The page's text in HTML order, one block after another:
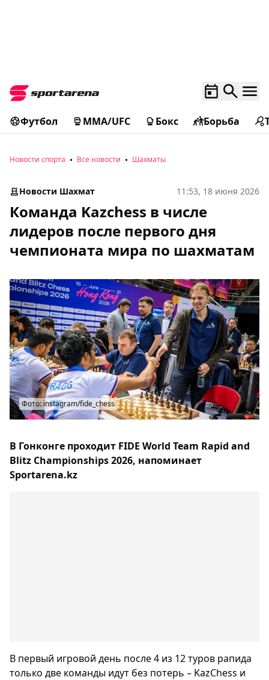
Футбол MMA/UFC Бокс Борьба
Новости спорта Все новости Шахматы
Новости Шахмат 11:53, 18 июня 2026
Команда Kazchess в числе
лидеров после первого дня
чемпионата мира по шахматам
Фото: instagram/fide_chess
В Гонконге проходит FIDE World Team Rapid and
Blitz Championships 2026, напоминает
Sportarena.kz
В первый игровой день после 4 из 12 туров рапида
только две команды идут без потерь – KazChess и